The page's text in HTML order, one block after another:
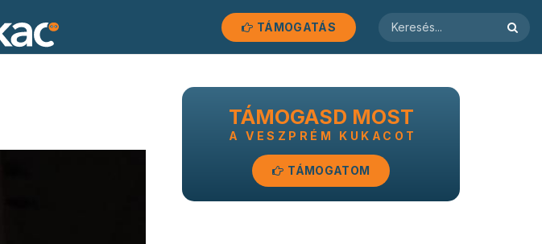
TÁMOGATÁS
TÁMOGASD MOST
A VESZPRÉM KUKACOT
TÁMOGATOM